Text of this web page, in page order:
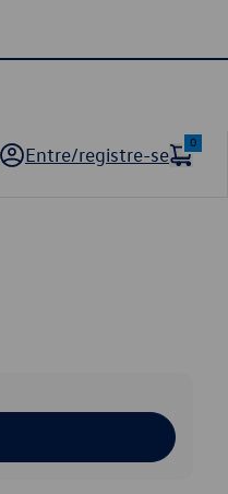
Entre/registre-se
0